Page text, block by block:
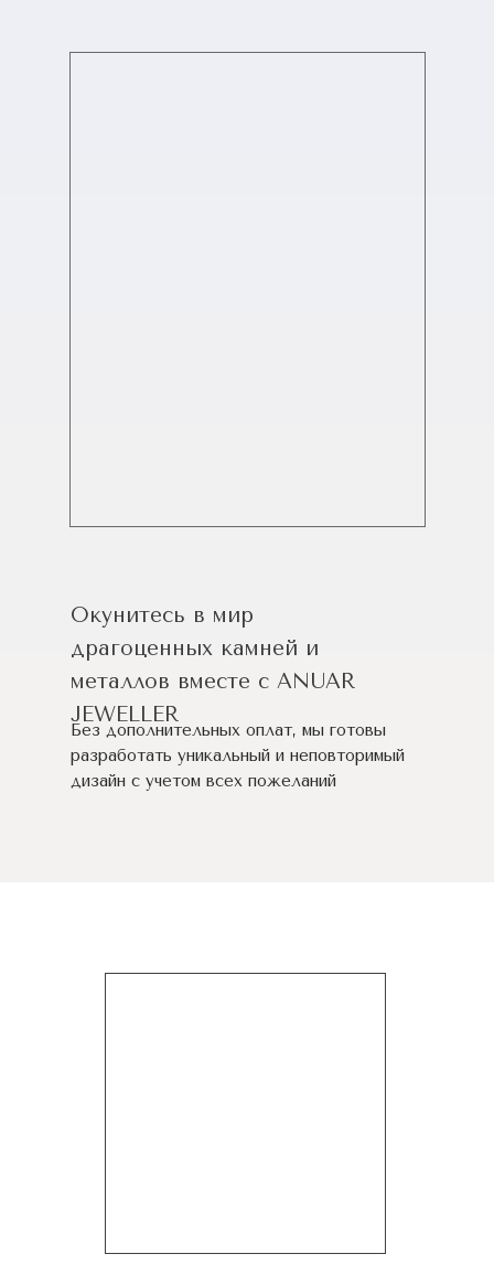
Окунитесь в мир
драгоценных камней и
металлов вместе с ANUAR
JEWELLER
Без дополнительных оплат, мы готовы
разработать уникальный и неповторимый
дизайн c учетом всех пожеланий